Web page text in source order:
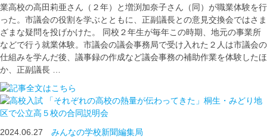
業高校の高田莉亜さん（２年）と増渕加奈子さん（同）が職業体験を行
った。市議会の役割を学ぶとともに、正副議長との意見交換会ではさま
ざまな疑問を投げかけた。 同校２年生が毎年この時期、地元の事業所
などで行う就業体験。市議会の議会事務局で受け入れた２人は市議会の
仕組みを学んだ後、議事録の作成など議会事務の補助作業を体験したほ
か、正副議長 …
「それぞれの高校の熱量が伝わってきた」桐生・みどり地
区で公立高５校の合同説明会
2024.06.27 みんなの学校新聞編集局